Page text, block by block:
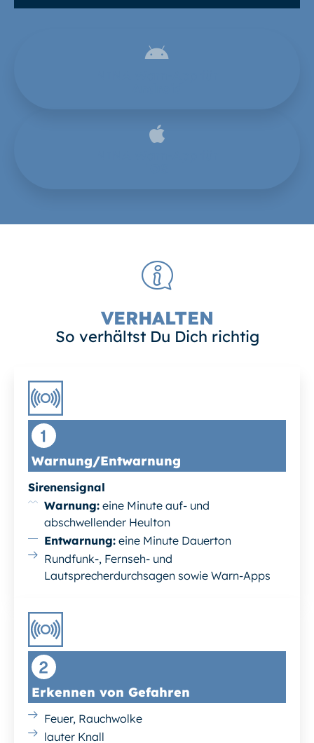
VERHALTEN
So verhältst Du Dich richtig
Warnung/Entwarnung
Sirenensignal
Warnung:eine Minute auf- und
abschwellender Heulton
Entwarnung:eine Minute Dauerton
Rundfunk-, Fernseh- und
Lautsprecherdurchsagen sowie Warn-Apps
Erkennen von Gefahren
Feuer, Rauchwolke
lauter Knall